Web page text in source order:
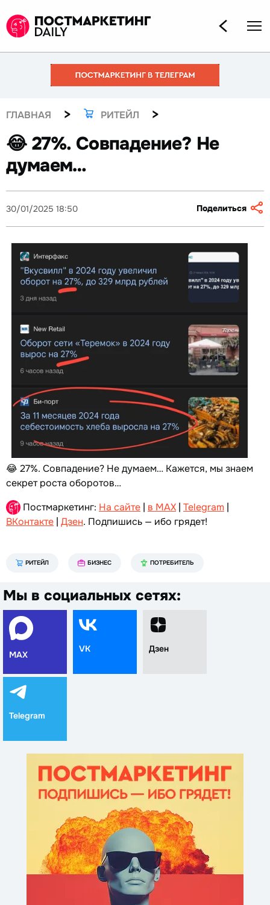
ГЛАВНАЯ > РИТЕЙЛ >
😂 27%. Совпадение? Не
думаем…
30/01/2025 18:50 Поделиться
😂 27%. Совпадение? Не думаем… Кажется, мы знаем
секрет роста оборотов…
Постмаркетинг: На сайте | в MAX | Telegram |
ВКонтакте | Дзен. Подпишись — ибо грядет!
РИТЕЙЛ БИЗНЕС ПОТРЕБИТЕЛЬ
Мы в социальных сетях:
MAX
VK Дзен
Telegram